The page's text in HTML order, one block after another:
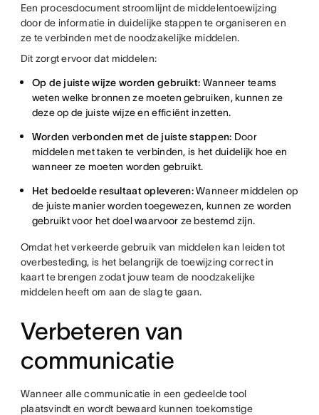
Een procesdocument stroomlijnt de middelentoewijzing
door de informatie in duidelijke stappen te organiseren en
ze te verbinden met de noodzakelijke middelen.
Dit zorgt ervoor dat middelen:
Op de juiste wijze worden gebruikt: Wanneer teams
weten welke bronnen ze moeten gebruiken, kunnen ze
deze op de juiste wijze en efficiënt inzetten.
Worden verbonden met de juiste stappen: Door
middelen met taken te verbinden, is het duidelijk hoe en
wanneer ze moeten worden gebruikt.
Het bedoelde resultaat opleveren:Wanneer middelen op
de juiste manier worden toegewezen, kunnen ze worden
gebruikt voor het doel waarvoor ze bestemd zijn.
Omdat het verkeerde gebruik van middelen kan leiden tot
overbesteding, is het belangrijk de toewijzing correct in
kaart te brengen zodat jouw team de noodzakelijke
middelen heeft om aan de slag te gaan.
Verbeteren van
communicatie
Wanneer alle communicatie in een gedeelde tool
plaatsvindt en wordt bewaard kunnen toekomstige